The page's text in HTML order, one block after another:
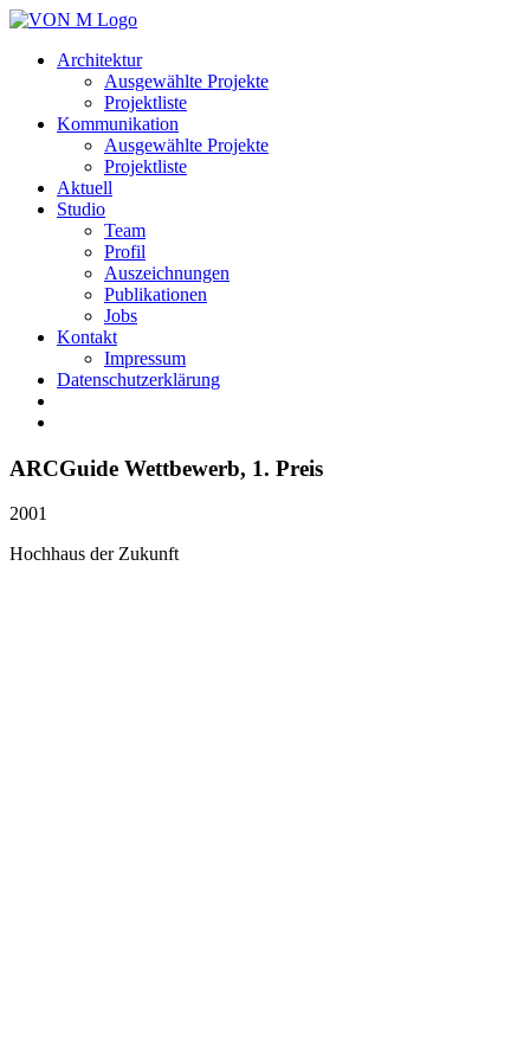
Architektur
Ausgewählte Projekte
Projektliste
Kommunikation
Ausgewählte Projekte
Projektliste
Aktuell
Studio
Team
Profil
Auszeichnungen
Publikationen
Jobs
Kontakt
Impressum
Datenschutzerklärung
ARCGuide Wettbewerb, 1. Preis
2001
Hochhaus der Zukunft